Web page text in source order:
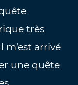
très
m’est arrivé
une quête